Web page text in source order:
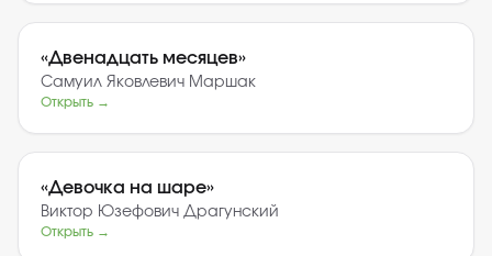
«Двенадцать месяцев»
Самуил Яковлевич Маршак
Открыть →
«Девочка на шаре»
Виктор Юзефович Драгунский
Открыть →